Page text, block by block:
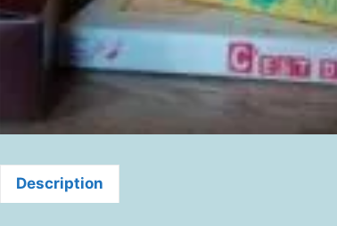
Description